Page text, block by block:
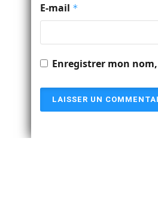
E-mail *
Enregistrer mon